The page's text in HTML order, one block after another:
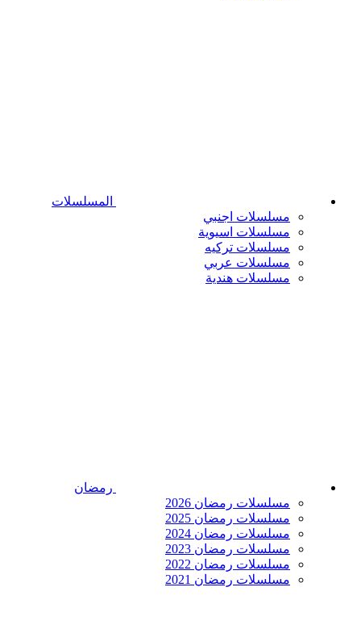
المسلسلات
مسلسلات اجنبي
مسلسلات اسيوية
مسلسلات تركيه
مسلسلات عربي
مسلسلات هندية
رمضان
مسلسلات رمضان 2026
مسلسلات رمضان 2025
مسلسلات رمضان 2024
مسلسلات رمضان 2023
مسلسلات رمضان 2022
مسلسلات رمضان 2021